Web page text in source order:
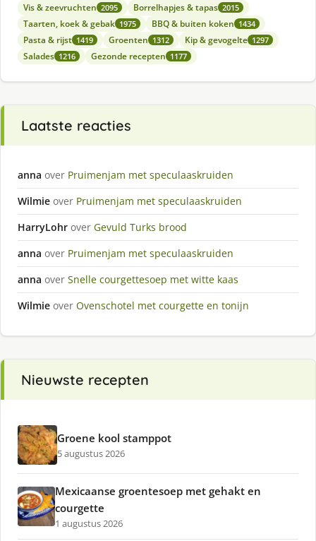
Vis & zeevruchten 2095 Borrelhapjes & tapas 2015
Taarten, koek & gebak 1975 BBQ & buiten koken 1434
Pasta & rijst 1419 Groenten 1312 Kip & gevogelte 1297
Salades 1216 Gezonde recepten 1177
Laatste reacties
anna over Pruimenjam met speculaaskruiden
Wilmie over Pruimenjam met speculaaskruiden
HarryLohr over Gevuld Turks brood
anna over Pruimenjam met speculaaskruiden
anna over Snelle courgettesoep met witte kaas
Wilmie over Ovenschotel met courgette en tonijn
Nieuwste recepten
Groene kool stamppot
5 augustus 2026
Mexicaanse groentesoep met gehakt en
courgette
1 augustus 2026